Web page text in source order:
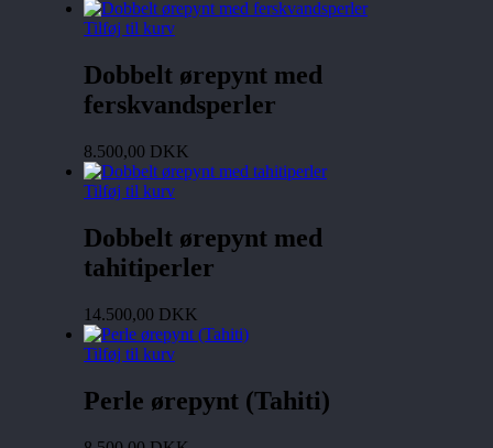
Tilføj til kurv
Dobbelt ørepynt med
ferskvandsperler
8.500,00 DKK
Tilføj til kurv
Dobbelt ørepynt med
tahitiperler
14.500,00 DKK
Tilføj til kurv
Perle ørepynt (Tahiti)